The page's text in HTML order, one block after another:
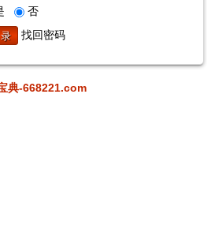
否
找回密码
典-668221.com